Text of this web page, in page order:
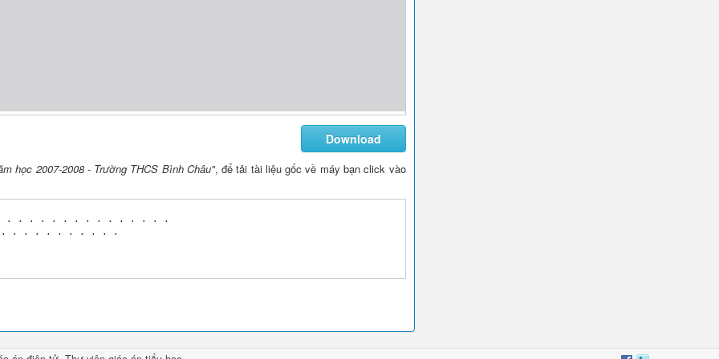
Download
học 2007-2008 - Trường THCS Bình Châu", để tải tài liệu gốc về máy bạn click vào